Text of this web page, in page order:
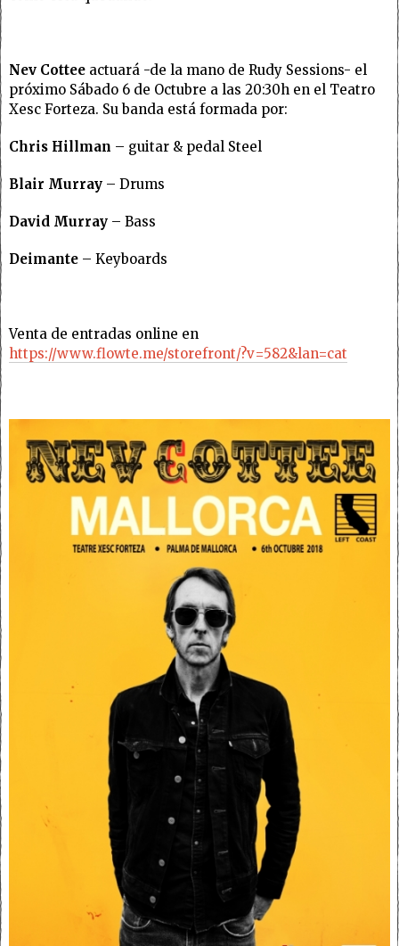
Nev Cottee actuará -de la mano de Rudy Sessions- el
próximo Sábado 6 de Octubre a las 20:30h en el Teatro
Xesc Forteza. Su banda está formada por:
Chris Hillman – guitar & pedal Steel
Blair Murray – Drums
David Murray – Bass
Deimante – Keyboards
Venta de entradas online en
https://www.flowte.me/storefront/?v=582&lan=cat